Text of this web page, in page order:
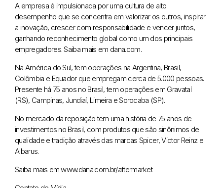
A empresa é impulsionada por uma cultura de alto
desempenho que se concentra em valorizar os outros, inspirar
a inovação, crescer com responsabilidade e vencer juntos,
ganhando reconhecimento global como um dos principais
empregadores. Saiba mais em dana.com.
Na América do Sul, tem operações na Argentina, Brasil,
Colômbia e Equador que empregam cerca de 5.000 pessoas.
Presente há 75 anos no Brasil, tem operações em Gravataí
(RS), Campinas, Jundiaí, Limeira e Sorocaba (SP).
No mercado da reposição tem uma história de 75 anos de
investimentos no Brasil, com produtos que são sinônimos de
qualidade e tradição através das marcas Spicer, Victor Reinz e
Albarus.
Saiba mais em www.dana.com.br/aftermarket